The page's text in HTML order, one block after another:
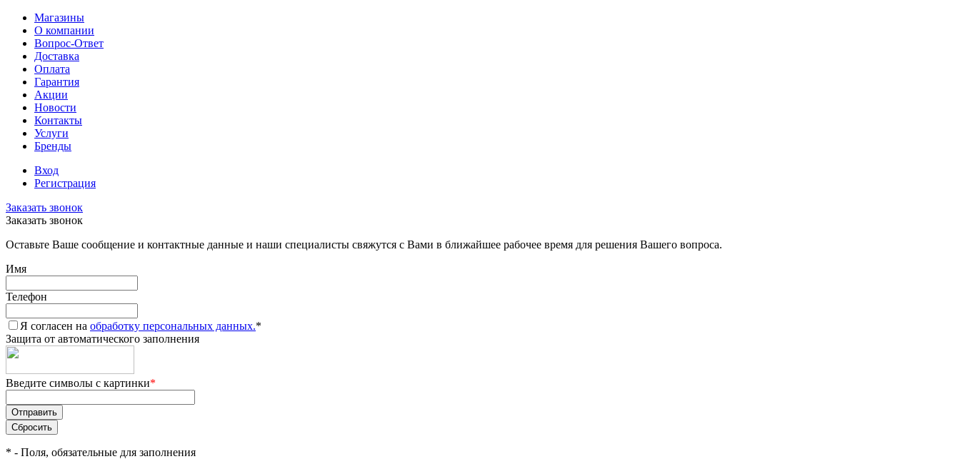
Магазины
О компании
Вопрос-Ответ
Доставка
Оплата
Гарантия
Акции
Новости
Контакты
Услуги
Бренды
Вход
Регистрация
Заказать звонок
Заказать звонок
Оставьте Ваше сообщение и контактные данные и наши специалисты свяжутся с Вами в ближайшее рабочее время для решения Вашего вопроса.
Имя
Телефон
Я согласен на обработку персональных данных.*
Защита от автоматического заполнения
Введите символы с картинки*
* - Поля, обязательные для заполнения